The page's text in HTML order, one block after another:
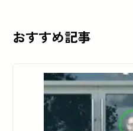
おすすめ記事